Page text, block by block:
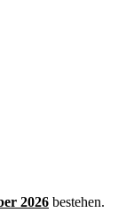
2026 bestehen.